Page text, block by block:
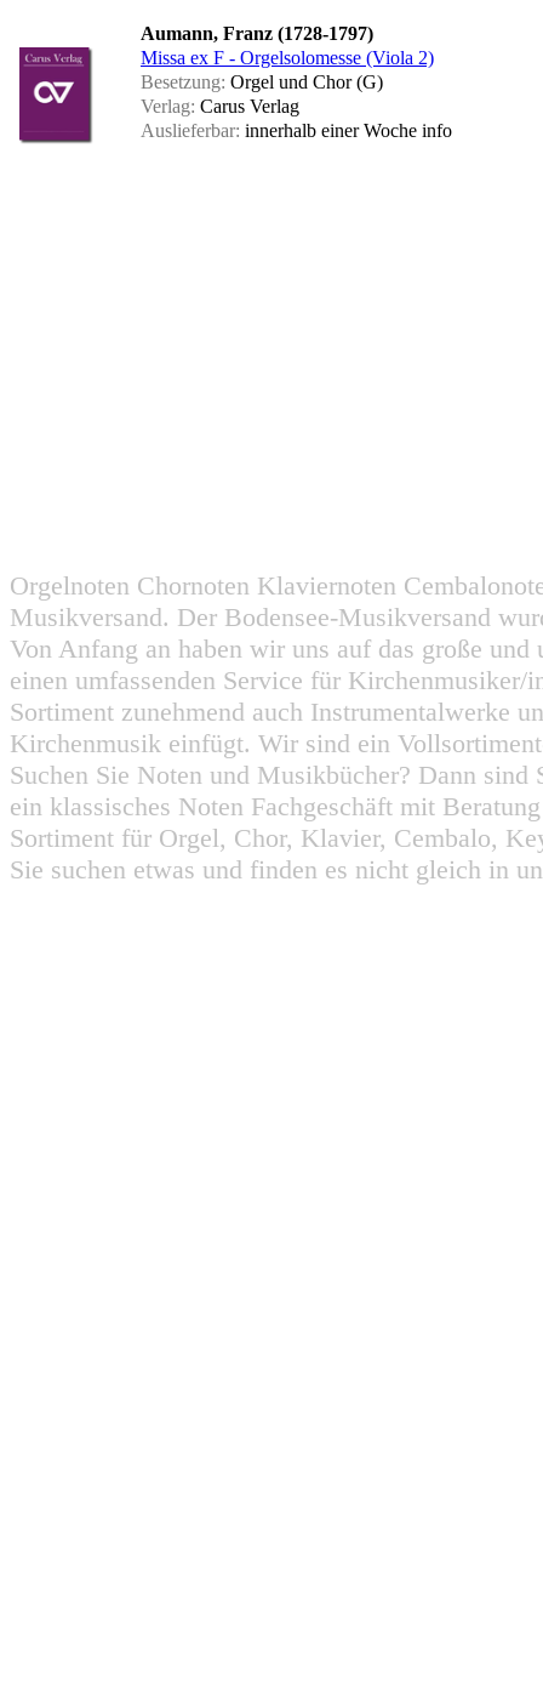
Aumann, Franz (1728-1797)
Missa ex F - Orgelsolomesse (Viola 2)
Besetzung: Orgel und Chor (G)
Verlag: Carus Verlag
Auslieferbar: innerhalb einer Woche info
Orgelnoten Chornoten Klaviernoten
Musikversand. Der Bodensee-Musikversand
Von Anfang an haben wir uns auf das große
einen umfassenden Service für
Sortiment zunehmend auch Instrumentalwerke
Kirchenmusik einfügt. Wir sind ein
Suchen Sie Noten und Musikbücher? Dann
ein klassisches Noten Fachgeschäft mit
Sortiment für Orgel, Chor, Klavier, Cembalo,
Sie suchen etwas und finden es nicht gleich in